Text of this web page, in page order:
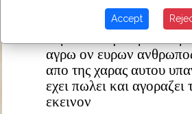
παλιν ομοια εστιν η
αγρω ον ευρων
απο της χαρας αυτου
εχει πωλει και αγοραζει
εκεινον
Accept